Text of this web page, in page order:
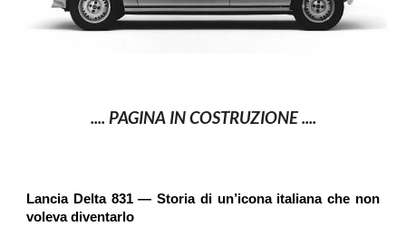
.... PAGINA IN COSTRUZIONE ....
Lancia Delta 831 — Storia di un’icona italiana che non
voleva diventarlo